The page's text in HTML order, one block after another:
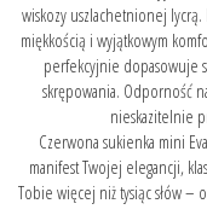
wiskozy uszlachetnionej lycrą.
miękkością i wyjątkowym
perfekcyjnie dopasowuje
skrępowania. Odporność
nieskazitelnie
Czerwona sukienka mini
manifest Twojej elegancji,
Tobie więcej niż tysiąc słów –